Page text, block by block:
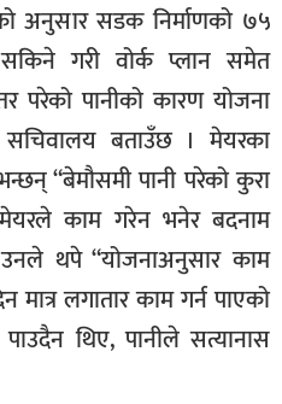
अनुसार सडक निर्माणको ७५
गरी वोर्क प्लान समेत
परेको पानीको कारण योजना
बताउँछ । मेयरका
“बेमौसमी पानी परेको कुरा
काम गरेन भनेर बदनाम
थपे “योजनाअनुसार काम
लगातार काम गर्न पाएको
थिए, पानीले सत्यानास